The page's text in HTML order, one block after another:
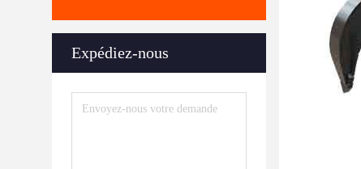
Expédiez-nous